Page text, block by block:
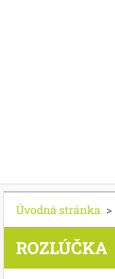
Úvodná stránka >
ROZLÚČKA